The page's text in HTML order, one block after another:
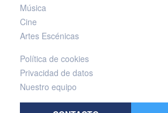
Música
Cine
Artes Escénicas
Política de cookies
Privacidad de datos
Nuestro equipo